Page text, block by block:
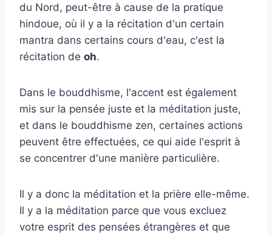
du Nord, peut-être à cause de la pratique
hindoue, où il y a la récitation d'un certain
mantra dans certains cours d'eau, c'est la
récitation de oh.
Dans le bouddhisme, l'accent est également
mis sur la pensée juste et la méditation juste,
et dans le bouddhisme zen, certaines actions
peuvent être effectuées, ce qui aide l'esprit à
se concentrer d'une manière particulière.
Il y a donc la méditation et la prière elle-même.
Il y a la méditation parce que vous excluez
votre esprit des pensées étrangères et que